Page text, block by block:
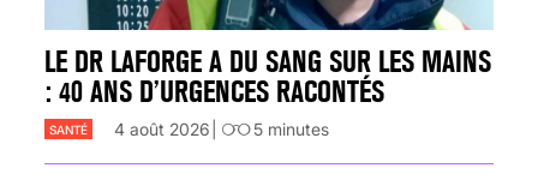
LE DR LAFORGE A DU SANG SUR LES MAINS
: 40 ANS D’URGENCES RACONTÉS
SANTÉ 4 août 2026 5 minutes